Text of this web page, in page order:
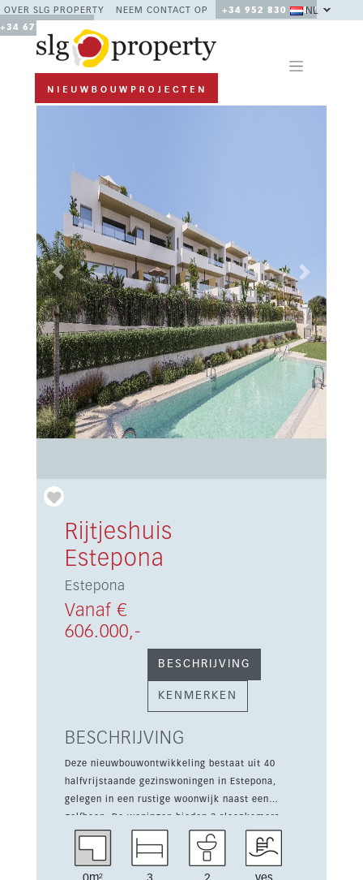
OVER SLG PROPERTY NEEM CONTACT OP
+34 952 830 378 /
+34 677 670 480
NL
Previous Next
Rijtjeshuis
Estepona
Estepona
Vanaf €
606.000,-
BESCHRIJVING
KENMERKEN
BESCHRIJVING
Deze nieuwbouwontwikkeling bestaat uit 40
halfvrijstaande gezinswoningen in Estepona,
gelegen in een rustige woonwijk naast een
golfbaan. De woningen bieden 3 slaapkamers,
ingerichte keukens, 2 parkeerplaatsen en een
berging in de kelder, met 160 m² bebouwd en 31